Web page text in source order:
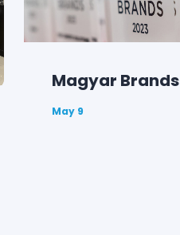
Magyar Brands
May 9